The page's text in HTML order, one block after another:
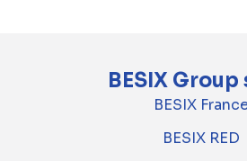
BESIX
BESIX
BESIX RED